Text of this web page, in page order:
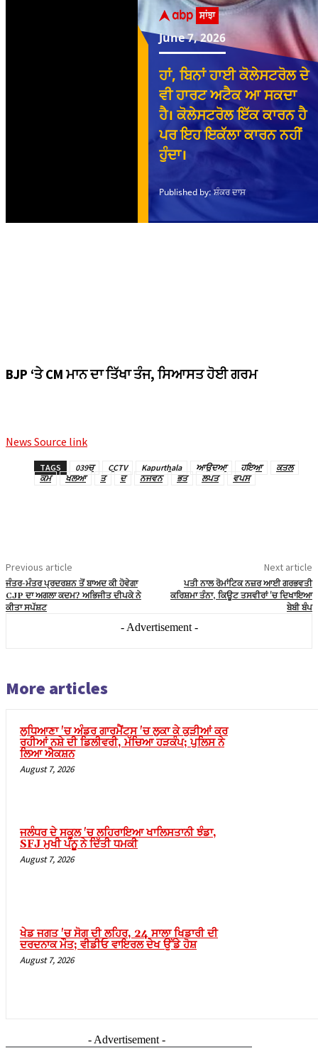
BJP ‘ਤੇ CM ਮਾਨ ਦਾ ਤਿੱਖਾ ਤੰਜ, ਸਿਆਸਤ ਹੋਈ ਗਰਮ
News Source link
TAGS 039ਚ CCTV Kapurthala ਆਉਦਆ ਹਇਆ
ਕਤਲ
ਕਮ
ਖਲਆ ਤ ਦ ਨਜਵਨ ਭਤ ਲਪਤ ਵਪਸ
Previous article
ਜੰਤਰ-ਮੰਤਰ ਪ੍ਰਦਰਸ਼ਨ ਤੋਂ ਬਾਅਦ ਕੀ ਹੋਵੇਗਾ
CJP ਦਾ ਅਗਲਾ ਕਦਮ? ਅਭਿਜੀਤ ਦੀਪਕੇ ਨੇ
ਕੀਤਾ ਸਪੱਸ਼ਟ
Next article
ਪਤੀ ਨਾਲ ਰੋਮਾਂਟਿਕ ਨਜ਼ਰ ਆਈ ਗਰਭਵਤੀ
ਕਰਿਸ਼ਮਾ ਤੰਨਾ, ਕਿਊਟ ਤਸਵੀਰਾਂ 'ਚ ਦਿਖਾਇਆ
ਬੇਬੀ ਬੰਪ
- Advertisement -
More articles
ਲੁਧਿਆਣਾ 'ਚ ਅੰਡਰ ਗਾਰਮੈਂਟਸ 'ਚ ਲੁਕਾ ਕੇ ਕੁੜੀਆਂ ਕਰ
ਰਹੀਆਂ ਨਸ਼ੇ ਦੀ ਡਿਲੀਵਰੀ, ਮੱਚਿਆ ਹੜਕੰਪ; ਪੁਲਿਸ ਨੇ
ਲਿਆ ਐਕਸ਼ਨ
August 7, 2026
ਜਲੰਧਰ ਦੇ ਸਕੂਲ 'ਚ ਲਹਿਰਾਇਆ ਖਾਲਿਸਤਾਨੀ ਝੰਡਾ,
SFJ ਮੁਖੀ ਪੰਨੂੂ ਨੇ ਦਿੱਤੀ ਧਮਕੀ
August 7, 2026
ਖੇਡ ਜਗਤ 'ਚ ਸੋਗ ਦੀ ਲਹਿਰ, 24 ਸਾਲਾ ਖਿਡਾਰੀ ਦੀ
ਦਰਦਨਾਕ ਮੌਤ; ਵੀਡੀਓ ਵਾਇਰਲ ਦੇਖ ਉੱਡੇ ਹੋਸ਼
August 7, 2026
- Advertisement -